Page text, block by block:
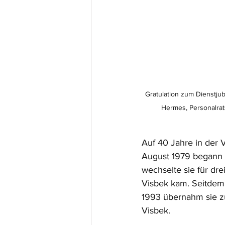
Gratulation zum
Hermes,
Auf 40 Jahre in der
August 1979
wechselte sie für
Visbek kam.
1993 übernahm sie
Visbek.